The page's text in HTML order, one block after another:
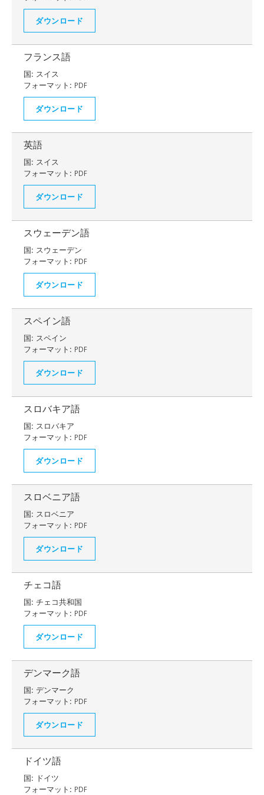
ダウンロード
フランス語
国: スイス
フォーマット: PDF
ダウンロード
英語
国: スイス
フォーマット: PDF
ダウンロード
スウェーデン語
国: スウェーデン
フォーマット: PDF
ダウンロード
スペイン語
国: スペイン
フォーマット: PDF
ダウンロード
スロバキア語
国: スロバキア
フォーマット: PDF
ダウンロード
スロベニア語
国: スロベニア
フォーマット: PDF
ダウンロード
チェコ語
国: チェコ共和国
フォーマット: PDF
ダウンロード
デンマーク語
国: デンマーク
フォーマット: PDF
ダウンロード
ドイツ語
国: ドイツ
フォーマット: PDF